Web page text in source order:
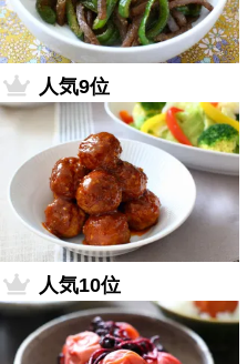
人気9位
人気10位